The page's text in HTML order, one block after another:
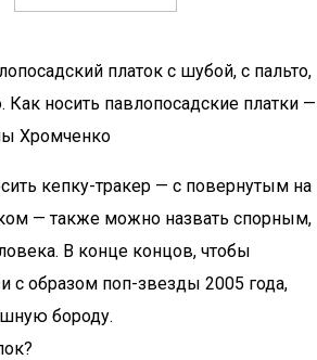
платок с шубой, с пальто,
Как носить павлопосадские платки —
Хромченко
кепку-тракер — с повернутым на
— также можно назвать спорным,
В конце концов, чтобы
с образом поп-звезды 2005 года,
бороду.